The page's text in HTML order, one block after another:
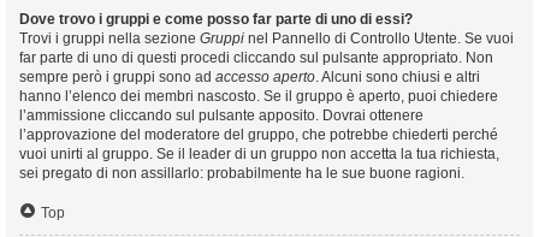
Dove trovo i gruppi e come posso far parte di uno di essi?
Trovi i gruppi nella sezione Gruppi nel Pannello di Controllo Utente. Se vuoi
far parte di uno di questi procedi cliccando sul pulsante appropriato. Non
sempre però i gruppi sono ad accesso aperto. Alcuni sono chiusi e altri
hanno l’elenco dei membri nascosto. Se il gruppo è aperto, puoi chiedere
l’ammissione cliccando sul pulsante apposito. Dovrai ottenere
l’approvazione del moderatore del gruppo, che potrebbe chiederti perché
vuoi unirti al gruppo. Se il leader di un gruppo non accetta la tua richiesta,
sei pregato di non assillarlo: probabilmente ha le sue buone ragioni.
Top